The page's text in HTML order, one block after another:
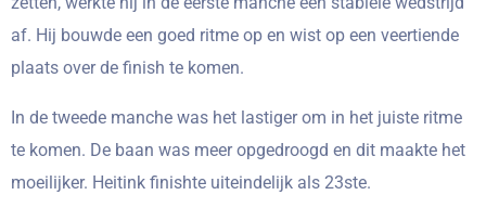
af. Hij bouwde een goed ritme op en wist op een veertiende
plaats over de finish te komen.
In de tweede manche was het lastiger om in het juiste ritme
te komen. De baan was meer opgedroogd en dit maakte het
moeilijker. Heitink finishte uiteindelijk als 23ste.